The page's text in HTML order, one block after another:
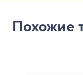
Похожие